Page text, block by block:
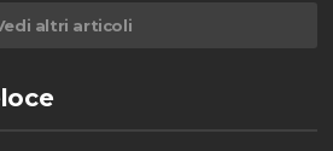
altri articoli